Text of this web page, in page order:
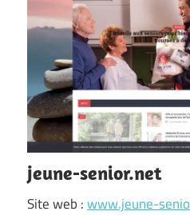
jeune-senior.net
Site web :www.jeune-